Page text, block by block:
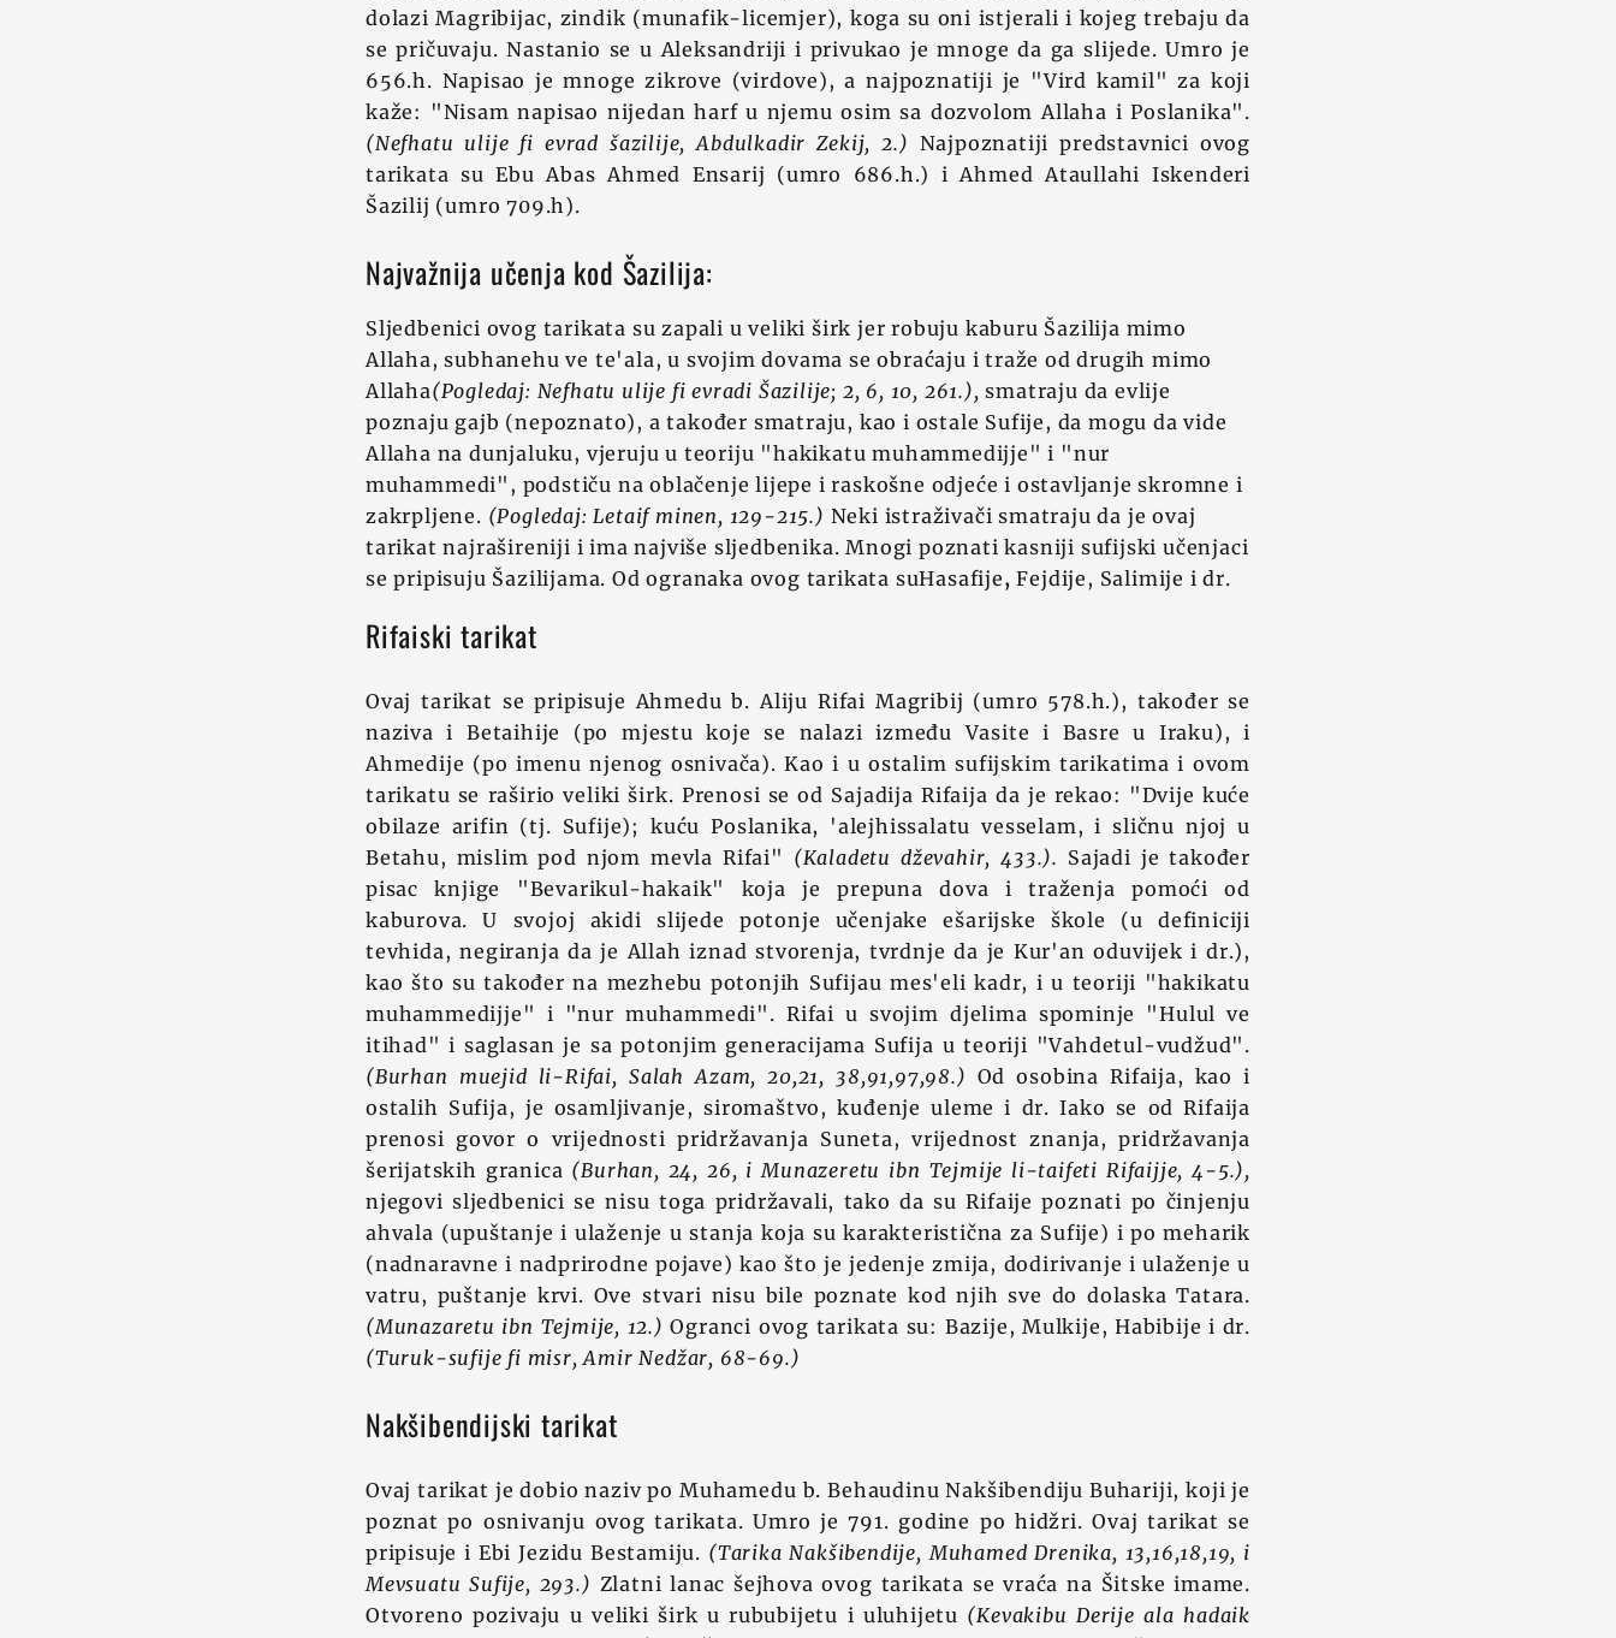
dolazi Magribijac, zindik (munafik-licemjer), koga su oni istjerali i kojeg trebaju da
se pričuvaju. Nastanio se u Aleksandriji i privukao je mnoge da ga slijede. Umro je
656.h. Napisao je mnoge zikrove (virdove), a najpoznatiji je "Vird kamil" za koji
kaže: "Nisam napisao nijedan harf u njemu osim sa dozvolom Allaha i Poslanika".
(Nefhatu ulije fi evrad šazilije, Abdulkadir Zekij, 2.) Najpoznatiji predstavnici ovog
tarikata su Ebu Abas Ahmed Ensarij (umro 686.h.) i Ahmed Ataullahi Iskenderi
Šazilij (umro 709.h).
Najvažnija učenja kod Šazilija:
Sljedbenici ovog tarikata su zapali u veliki širk jer robuju kaburu Šazilija mimo
Allaha, subhanehu ve te'ala, u svojim dovama se obraćaju i traže od drugih mimo
Allaha(Pogledaj: Nefhatu ulije fi evradi Šazilije; 2, 6, 10, 261.), smatraju da evlije
poznaju gajb (nepoznato), a također smatraju, kao i ostale Sufije, da mogu da vide
Allaha na dunjaluku, vjeruju u teoriju "hakikatu muhammedijje" i "nur
muhammedi", podstiču na oblačenje lijepe i raskošne odjeće i ostavljanje skromne i
zakrpljene. (Pogledaj: Letaif minen, 129-215.) Neki istraživači smatraju da je ovaj
tarikat najrašireniji i ima najviše sljedbenika. Mnogi poznati kasniji sufijski učenjaci
se pripisuju Šazilijama. Od ogranaka ovog tarikata suHasafije,Fejdije, Salimije i dr.
Rifaiski tarikat
Ovaj tarikat se pripisuje Ahmedu b. Aliju Rifai Magribij (umro 578.h.), također se
naziva i Betaihije (po mjestu koje se nalazi između Vasite i Basre u Iraku), i
Ahmedije (po imenu njenog osnivača). Kao i u ostalim sufijskim tarikatima i ovom
tarikatu se raširio veliki širk. Prenosi se od Sajadija Rifaija da je rekao: "Dvije kuće
obilaze arifin (tj. Sufije); kuću Poslanika, 'alejhissalatu vesselam, i sličnu njoj u
Betahu, mislim pod njom mevla Rifai" (Kaladetu dževahir, 433.). Sajadi je također
pisac knjige "Bevarikul-hakaik" koja je prepuna dova i traženja pomoći od
kaburova. U svojoj akidi slijede potonje učenjake ešarijske škole (u definiciji
tevhida, negiranja da je Allah iznad stvorenja, tvrdnje da je Kur'an oduvijek i dr.),
kao što su također na mezhebu potonjih Sufijau mes'eli kadr, i u teoriji "hakikatu
muhammedijje" i "nur muhammedi". Rifai u svojim djelima spominje "Hulul ve
itihad" i saglasan je sa potonjim generacijama Sufija u teoriji "Vahdetul-vudžud".
(Burhan muejid li-Rifai, Salah Azam, 20,21, 38,91,97,98.) Od osobina Rifaija, kao i
ostalih Sufija, je osamljivanje, siromaštvo, kuđenje uleme i dr. Iako se od Rifaija
prenosi govor o vrijednosti pridržavanja Suneta, vrijednost znanja, pridržavanja
šerijatskih granica (Burhan, 24, 26, i Munazeretu ibn Tejmije li-taifeti Rifaijje, 4-5.),
njegovi sljedbenici se nisu toga pridržavali, tako da su Rifaije poznati po činjenju
ahvala (upuštanje i ulaženje u stanja koja su karakteristična za Sufije) i po meharik
(nadnaravne i nadprirodne pojave) kao što je jedenje zmija, dodirivanje i ulaženje u
vatru, puštanje krvi. Ove stvari nisu bile poznate kod njih sve do dolaska Tatara.
(Munazaretu ibn Tejmije, 12.) Ogranci ovog tarikata su: Bazije, Mulkije, Habibije i dr.
(Turuk-sufije fi misr, Amir Nedžar, 68-69.)
Nakšibendijski tarikat
Ovaj tarikat je dobio naziv po Muhamedu b. Behaudinu Nakšibendiju Buhariji, koji je
poznat po osnivanju ovog tarikata. Umro je 791. godine po hidžri. Ovaj tarikat se
pripisuje i Ebi Jezidu Bestamiju. (Tarika Nakšibendije, Muhamed Drenika, 13,16,18,19, i
Mevsuatu Sufije, 293.) Zlatni lanac šejhova ovog tarikata se vraća na Šitske imame.
Otvoreno pozivaju u veliki širk u rububijetu i uluhijetu (Kevakibu Derije ala hadaik